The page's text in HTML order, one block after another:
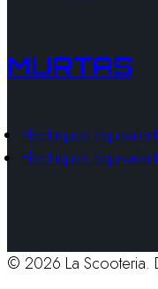
MURTAS
Electriques
Electriques
© 2026 La Scooteria.